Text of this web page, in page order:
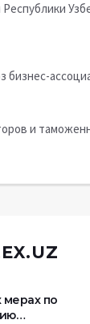
и
мерах по